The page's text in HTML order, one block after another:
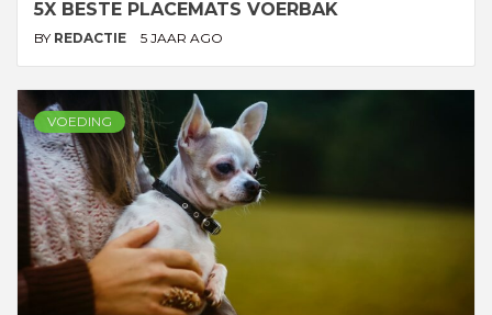
5X BESTE PLACEMATS VOERBAK
BY REDACTIE 5 JAAR AGO
VOEDING